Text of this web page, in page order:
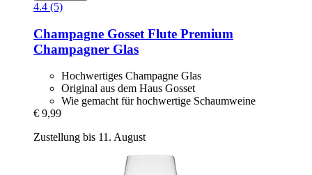
4.4 (5)
Champagne Gosset Flute Premium
Champagner Glas
Hochwertiges Champagne Glas
Original aus dem Haus Gosset
Wie gemacht für hochwertige Schaumweine
€ 9,99
Zustellung bis 11. August